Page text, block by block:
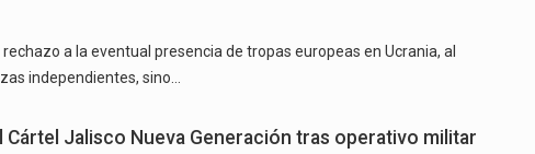
a la eventual presencia de tropas europeas en Ucrania, al
independientes, sino…
Jalisco Nueva Generación tras operativo militar